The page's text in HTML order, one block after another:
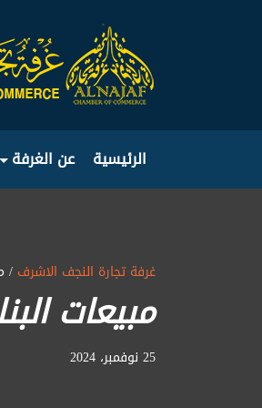
الرئيسية عن الغرفة
غرفة تجارة النجف الاشرف /
مبيعات
25 نوفمبر، 2024